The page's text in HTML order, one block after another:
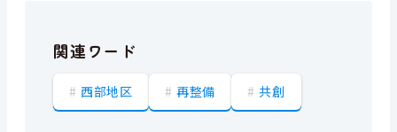
関連ワード
西部地区 再整備 共創